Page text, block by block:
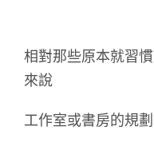
相對那些原本就習
來說
工作室或書房的規